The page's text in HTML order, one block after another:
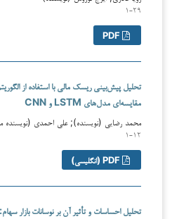
۱-۲۹
تحلیل پیش‌بینی ریسک مالی با استفاده از
مقایسه‌ای مدل‌های LSTM و CNN
محمد رضایی (نویسنده); علی احمدی (نویسنده
۱-۱۲
تحلیل احساسات و تأثیر آن بر نوسانات بازار